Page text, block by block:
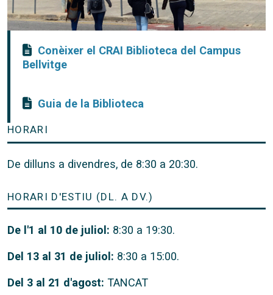
Conèixer el CRAI Biblioteca del Campus
Bellvitge
Guia de la Biblioteca
HORARI
De dilluns a divendres, de 8:30 a 20:30.
HORARI D'ESTIU (DL. A DV.)
De l'1 al 10 de juliol: 8:30 a 19:30.
Del 13 al 31 de juliol: 8:30 a 15:00.
Del 3 al 21 d'agost: TANCAT